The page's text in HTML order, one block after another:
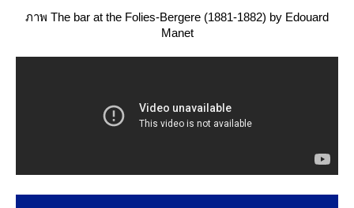
ภาพ The bar at the Folies-Bergere (1881-1882) by Edouard
Manet